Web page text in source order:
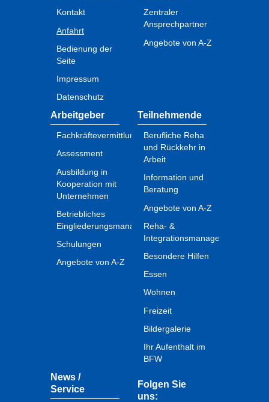
Kontakt
Anfahrt
Bedienung der
Seite
Impressum
Datenschutz
Zentraler
Ansprechpartner
Angebote von A-Z
Arbeitgeber
Fachkräftevermittlung
Assessment
Ausbildung in
Kooperation mit
Unternehmen
Betriebliches
Eingliederungsmanagement
Schulungen
Angebote von A-Z
Teilnehmende
Berufliche Reha
und Rückkehr in
Arbeit
Information und
Beratung
Angebote von A-Z
Reha- &
Integrationsmanagement
Besondere Hilfen
Essen
Wohnen
Freizeit
Bildergalerie
Ihr Aufenthalt im
BFW
News /
Service
Folgen Sie
uns: